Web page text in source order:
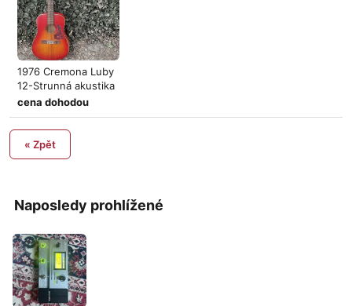
Naposledy prohlížené
1976 Cremona Luby
12-Strunná akustika
cena dohodou
« Zpět